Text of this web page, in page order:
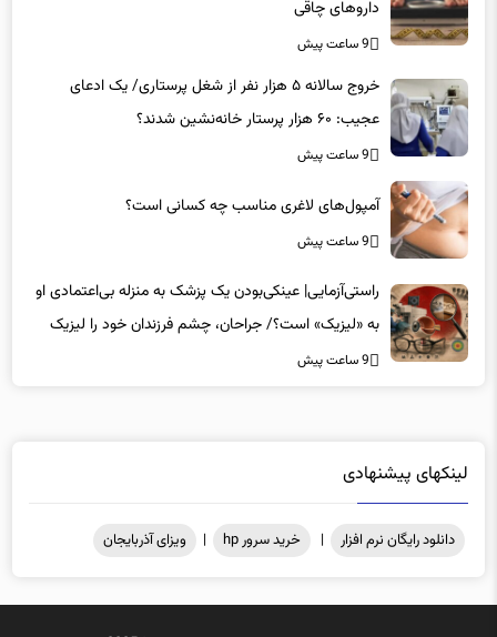
9 ساعت پیش
عجیب: ۶۰ هزار پرستار خانه‌نشین شدند؟
9 ساعت پیش
9 ساعت پیش
به «لیزیک» است؟/ جراحان، چشم فرزندان خود را لیزیک
می‌کنند؟
9 ساعت پیش
دانلود رایگان نرم افزار
کلیه حقوق مادی و معنوی محفوظ میباشد .@2025